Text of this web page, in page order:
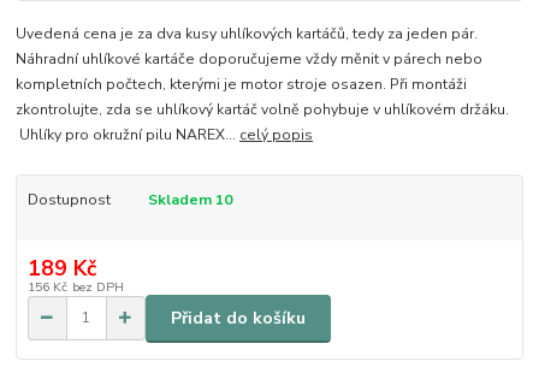
Uvedená cena je za dva kusy uhlíkových kartáčů, tedy za jeden pár.
Náhradní uhlíkové kartáče doporučujeme vždy měnit v párech nebo
kompletních počtech, kterými je motor stroje osazen. Při montáži
zkontrolujte, zda se uhlíkový kartáč volně pohybuje v uhlíkovém držáku.
Uhlíky pro okružní pilu NAREX... celý popis
Dostupnost Skladem 10
189 Kč
156 Kč bez DPH
Přidat do košíku